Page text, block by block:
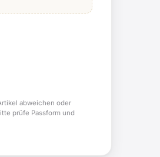
abweichen oder
prüfe Passform und